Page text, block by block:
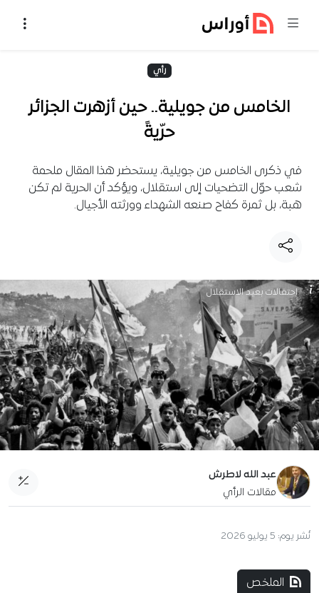
رأي
الخامس من جويلية.. حين أزهرت الجزائر
حرّيةً
في ذكرى الخامس من جويلية، يستحضر هذا المقال ملحمة
شعب حوّل التضحيات إلى استقلال، ويؤكد أن الحرية لم تكن
هبة، بل ثمرة كفاح صنعه الشهداء وورثته الأجيال.
احتفالات بعيد الاستقلال
عبد الله لاطرش
مقالات الرأي
نُشر يوم: 5 يوليو 2026
الملخص